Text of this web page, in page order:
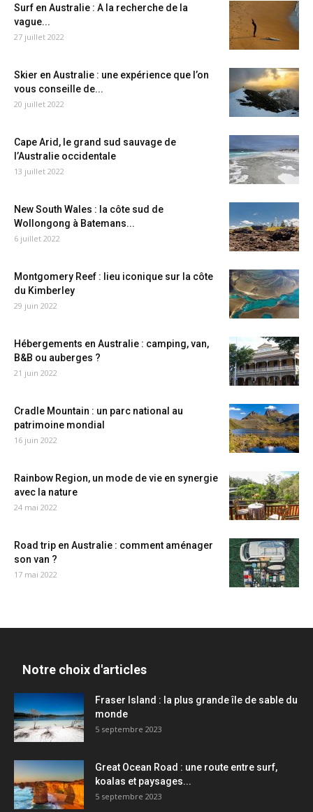
Surf en Australie : A la recherche de la
vague...
27 juillet 2022
Skier en Australie : une expérience que l’on
vous conseille de...
20 juillet 2022
Cape Arid, le grand sud sauvage de
l’Australie occidentale
13 juillet 2022
New South Wales : la côte sud de
Wollongong à Batemans...
6 juillet 2022
Montgomery Reef : lieu iconique sur la côte
du Kimberley
29 juin 2022
Hébergements en Australie : camping, van,
B&B ou auberges ?
21 juin 2022
Cradle Mountain : un parc national au
patrimoine mondial
16 juin 2022
Rainbow Region, un mode de vie en synergie
avec la nature
24 mai 2022
Road trip en Australie : comment aménager
son van ?
17 mai 2022
Notre choix d'articles
Fraser Island : la plus grande île de sable du
monde
5 septembre 2023
Great Ocean Road : une route entre surf,
koalas et paysages...
5 septembre 2023